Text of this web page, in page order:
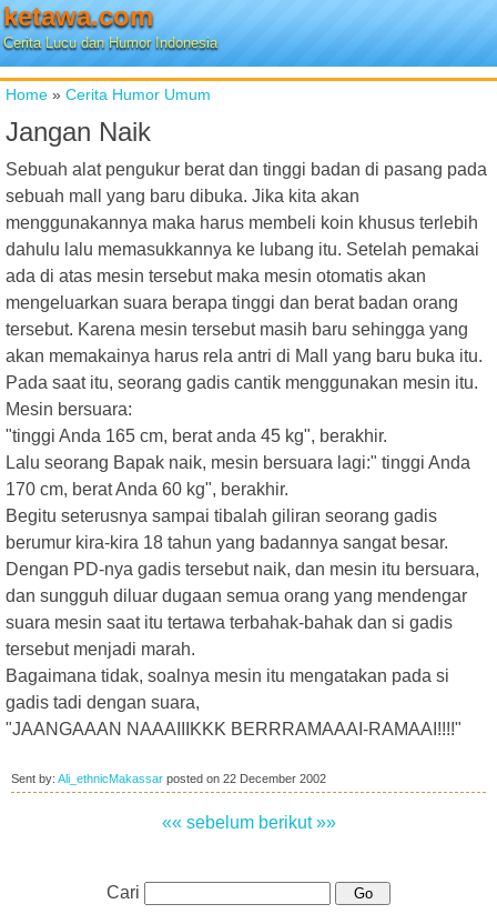
ketawa.com
Cerita Lucu dan Humor Indonesia
Home » Cerita Humor Umum
Jangan Naik
Sebuah alat pengukur berat dan tinggi badan di pasang pada
sebuah mall yang baru dibuka. Jika kita akan
menggunakannya maka harus membeli koin khusus terlebih
dahulu lalu memasukkannya ke lubang itu. Setelah pemakai
ada di atas mesin tersebut maka mesin otomatis akan
mengeluarkan suara berapa tinggi dan berat badan orang
tersebut. Karena mesin tersebut masih baru sehingga yang
akan memakainya harus rela antri di Mall yang baru buka itu.
Pada saat itu, seorang gadis cantik menggunakan mesin itu.
Mesin bersuara:
"tinggi Anda 165 cm, berat anda 45 kg", berakhir.
Lalu seorang Bapak naik, mesin bersuara lagi:" tinggi Anda
170 cm, berat Anda 60 kg", berakhir.
Begitu seterusnya sampai tibalah giliran seorang gadis
berumur kira-kira 18 tahun yang badannya sangat besar.
Dengan PD-nya gadis tersebut naik, dan mesin itu bersuara,
dan sungguh diluar dugaan semua orang yang mendengar
suara mesin saat itu tertawa terbahak-bahak dan si gadis
tersebut menjadi marah.
Bagaimana tidak, soalnya mesin itu mengatakan pada si
gadis tadi dengan suara,
"JAANGAAAN NAAAIIIKKK BERRRAMAAAI-RAMAAI!!!!"
Sent by: Ali_ethnicMakassar posted on 22 December 2002
«« sebelum berikut »»
Cari